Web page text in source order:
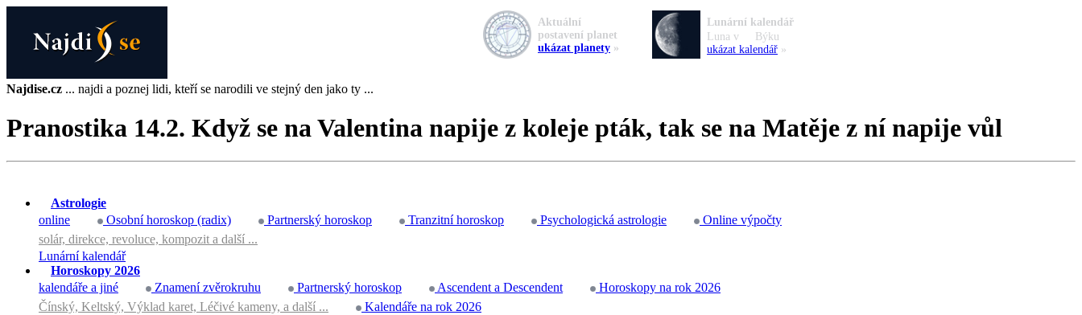
Najdise.cz ... najdi a poznej lidi, kteří se narodili ve stejný den jako ty ...
Pranostika 14.2. Když se na Valentina napije z koleje pták, tak se na Matěje z ní napije vůl
Astrologie
online
Osobní horoskop (radix) Partnerský horoskop Tranzitní horoskop Psychologická astrologie
Online výpočty
solár, direkce, revoluce, kompozit a další ...
Lunární kalendář
Horoskopy 2026
kalendáře a jiné
Znamení zvěrokruhu Partnerský horoskop Ascendent a Descendent
Horoskopy na rok 2026
Čínský, Keltský, Výklad karet, Léčivé kameny, a další ...
Kalendáře na rok 2026
Aktuální
postavení planet
ukázat planety »
Lunární kalendář
Luna v
Býku
ukázat kalendář »